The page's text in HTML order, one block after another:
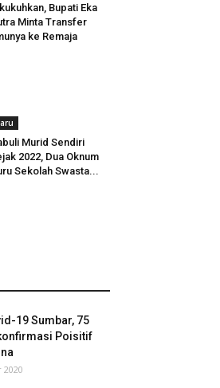
Bupati Eka
Minta Transfer
ke Remaja
Murid Sendiri
2022, Dua Oknum
Sekolah Swasta...
19 Sumbar, 75
Poisitif